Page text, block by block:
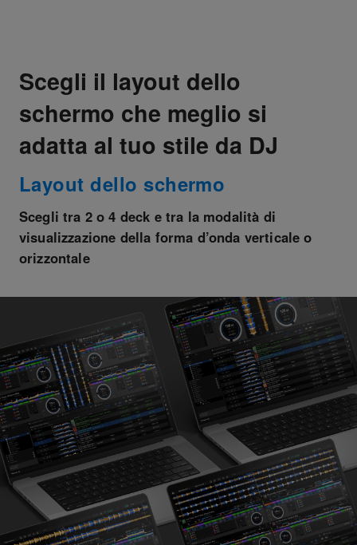
Scegli il layout dello
schermo che meglio si
adatta al tuo stile da DJ
Layout dello schermo
Scegli tra 2 o 4 deck e tra la modalità di
visualizzazione della forma d’onda verticale o
orizzontale